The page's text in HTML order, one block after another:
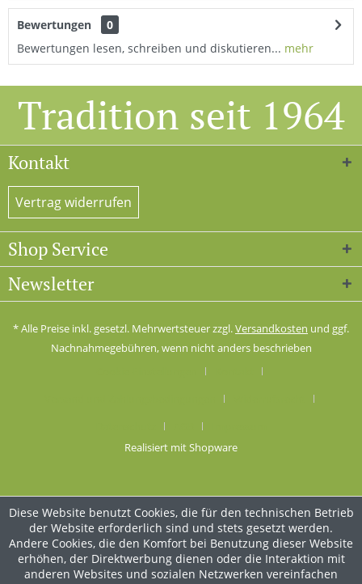
Bewertungen
0
Bewertungen lesen, schreiben und diskutieren... mehr
Tradition seit 1964
Kontakt
Vertrag widerrufen
Shop Service
Newsletter
* Alle Preise inkl. gesetzl. Mehrwertsteuer zzgl.Versandkosten und ggf.
Nachnahmegebühren, wenn nicht anders beschrieben
Realisiert mit Shopware
Diese Website benutzt Cookies, die für den technischen Betrieb
der Website erforderlich sind und stets gesetzt werden.
Andere Cookies, die den Komfort bei Benutzung dieser Website
erhöhen, der Direktwerbung dienen oder die Interaktion mit
anderen Websites und sozialen Netzwerken vereinfachen